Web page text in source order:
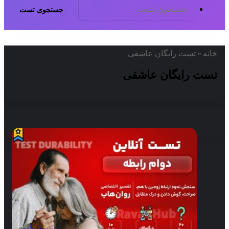
جستجوی تست
خانه » تست رایگان عاشقی
تست رایگان عاشقی